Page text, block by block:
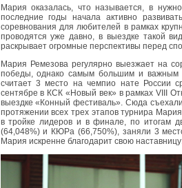
Мария оказалась, что называется, в
последние годы начала активно
соревнования для любителей в рамках
проводятся уже давно, в выездке такой
раскрывает огромные перспективы перед
Мария Ремезова регулярно выезжает на
победы, однако самым большим и
считает 3 место на чемпио нате России
сентябре в КСК «Новый век» в рамках VIII
выездке «Конный фестиваль». Сюда
протяжении всех трех этапов турнира
в тройке лидеров и в финале, по итогам
(64,048%) и КЮРа (66,750%), заняли 3
Мария искренне благодарит свою